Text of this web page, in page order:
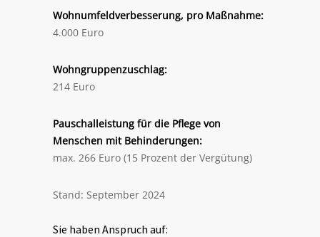
Wohnumfeldverbesserung, pro Maßnahme:
4.000 Euro
Wohngruppenzuschlag:
214 Euro
Pauschalleistung für die Pflege von
Menschen mit Behinderungen:
max. 266 Euro (15 Prozent der Vergütung)
Stand: September 2024
Sie haben Anspruch auf: